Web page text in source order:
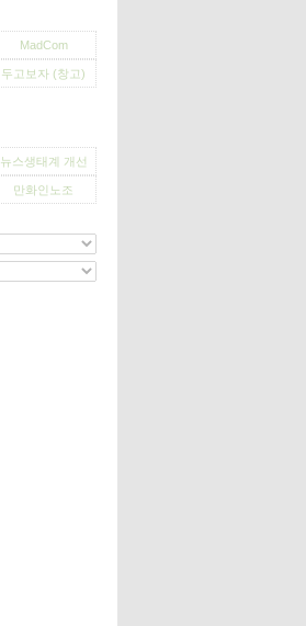
MadCom
두고보자 (창고)
뉴스생태계 개선
만화인노조